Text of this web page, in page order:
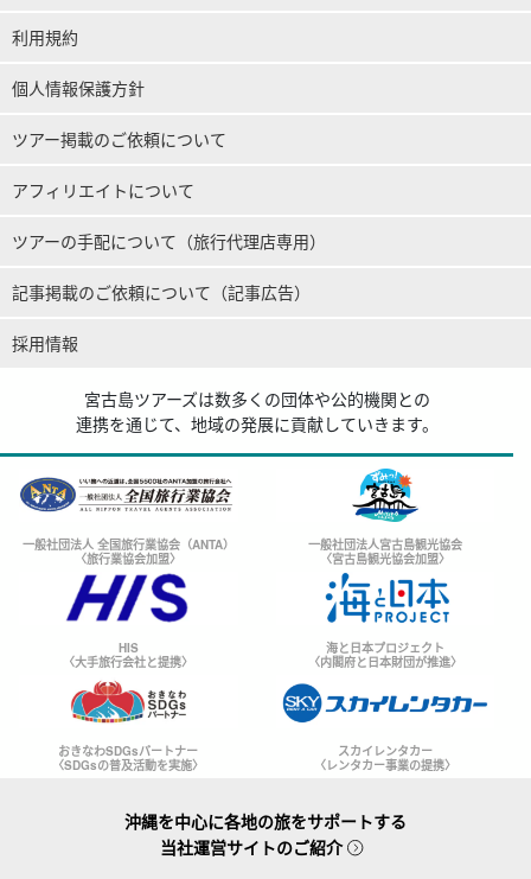
利用規約
個人情報保護方針
ツアー掲載のご依頼について
アフィリエイトについて
ツアーの手配について（旅行代理店専用）
記事掲載のご依頼について（記事広告）
採用情報
宮古島ツアーズは数多くの団体や公的機関との
連携を通じて、地域の発展に貢献していきます。
一般社団法人 全国旅行業協会（ANTA）
〈旅行業協会加盟〉
一般社団法人宮古島観光協会
〈宮古島観光協会加盟〉
HIS
〈大手旅行会社と提携〉
海と日本プロジェクト
〈内閣府と日本財団が推進〉
おきなわSDGsパートナー
〈SDGsの普及活動を実施〉
スカイレンタカー
〈レンタカー事業の提携〉
沖縄を中心に各地の旅をサポートする
当社運営サイトのご紹介